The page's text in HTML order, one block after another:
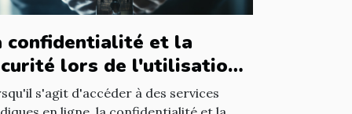
confidentialité et la
lors de l'utilisation
avocat en ligne
s'agit d'accéder à des services